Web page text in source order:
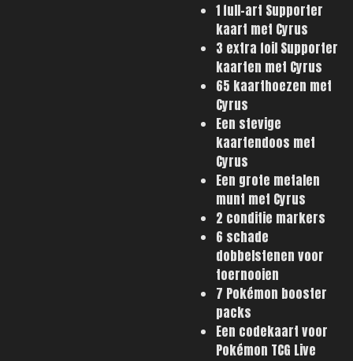
1 full-art Supporter
kaart met Cyrus
3 extra foil Supporter
kaarten met Cyrus
65 kaarthoezen met
Cyrus
Een stevige
kaartendoos met
Cyrus
Een grote metalen
munt met Cyrus
2 conditie markers
6 schade
dobbelstenen voor
toernooien
7 Pokémon booster
packs
Een codekaart voor
Pokémon TCG Live